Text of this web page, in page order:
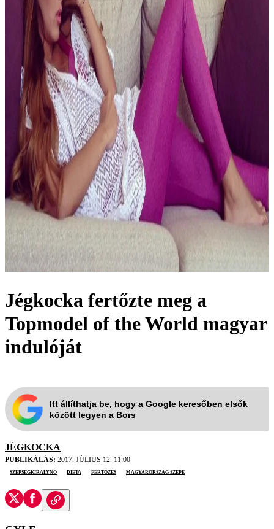
Jégkocka fertőzte meg a
Topmodel of the World magyar
indulóját
Itt állíthatja be, hogy a Google keresőben elsők
között legyen a Bors
JÉGKOCKA
PUBLIKÁLÁS: 2017. JÚLIUS 12. 11:00
szépségkirálynő
diéta fertőzés Magyarország Szépe